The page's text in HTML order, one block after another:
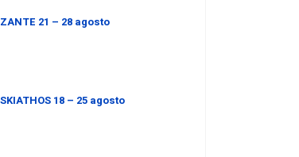
ZANTE 21 – 28 agosto
SKIATHOS 18 – 25 agosto